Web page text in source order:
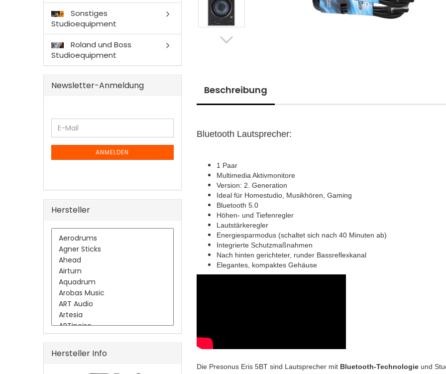
Beschreibung
Bluetooth Lautsprecher:
1 Paar
Multimedia Aktivmonitore
Version: 2. Generation
Ideal für Homestudio, Musikhören, Gaming
Bluetooth 5.0
Höhen- und Tiefenregler
Lautstärkeregler
Energiesparmodus (schaltet sich nach 40 Minuten ab)
Integrierte Schutzmaßnahmen
Nach hinten gerichteter, runder Bassreflexkanal
Elegantes, kompaktes Gehäuse
Die Presonus Eris 5BT sind Lautsprecher mit Bluetooth-Technologieund
Sonstiges
Studioequipment
Roland und Boss
Studioequipment
Newsletter-Anmeldung
WEITER
ZUR
NEWSLETTER-
ANMELDUNG
E-
Mail
ANMELDEN
Hersteller
Hersteller Info